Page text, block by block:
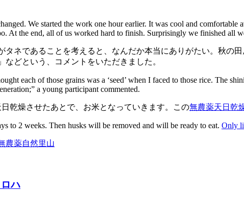
We started the work one hour earlier. It was cool and
At the end, all of us worked hard to finish. Surprisingly we finished all
ネであることを考えると、なんだか本当にありがたい。秋の
どという、コメントをいただきました。
each of those grains was a ‘seed’ when I faced to those rice. The
a young participant commented.
乾燥させたあとで、お米となっていきます。この無農薬天日乾
to 2 weeks. Then husks will be removed and will be ready to eat. Only
農薬自然里山
ハ